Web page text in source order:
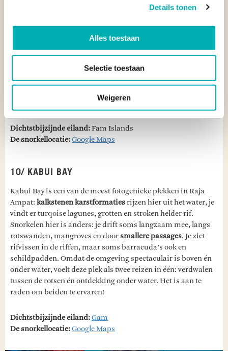
Details tonen
Alles toestaan
Selectie toestaan
Weigeren
stroming vaak minder heftig is en de zichtbaarheid hoog
Melissa’s Garden is ideaal voor snorkelaars die nét iets meer
willen dan alleen de standaard snorkelspots. Veel reizigers
uitzichtpunt Piaynemo, dat dichtbij ligt.
Dichtstbijzijnde eiland:Fam Islands
De snorkellocatie:Google Maps
10/ KABUI BAY
Kabui Bay is een van de meest fotogenieke plekken in Raja
Ampat: kalkstenen karstformatiesrijzen hier uit het water, je
vindt er turqoise lagunes, grotten en stroken helder rif.
Snorkelen hier is anders: je drift soms langzaam mee, langs
rotswanden, mangroves en doorsmallere passages. Je ziet
rifvissen in de riffen, maar soms barracuda’s ook en
schildpadden. Omdat de omgeving spectaculair is boven én
onder water, voelt deze plek als twee reizen in één: verdwalen
tussen de rotsen én ontdekking onder water. Het is aan te
raden om beiden te ervaren!
Dichtstbijzijnde eiland:Gam
De snorkellocatie:Google Maps